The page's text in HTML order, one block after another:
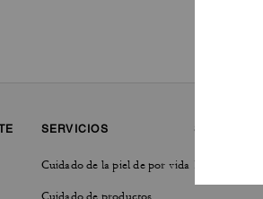
SERVICIOS
Cuidado de la piel de por vida
Cuidado de productos